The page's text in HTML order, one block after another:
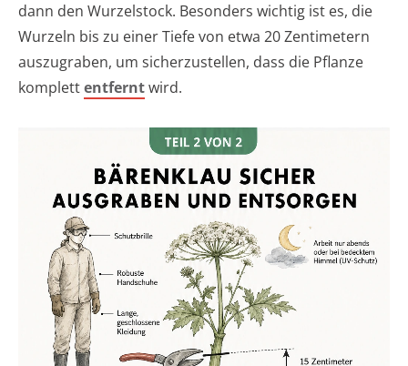
dann den Wurzelstock. Besonders wichtig ist es, die
Wurzeln bis zu einer Tiefe von etwa 20 Zentimetern
auszugraben, um sicherzustellen, dass die Pflanze
komplettentferntwird.